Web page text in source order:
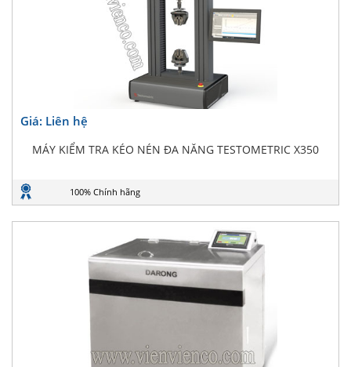
Giá: Liên hệ
MÁY KIỂM TRA KÉO NÉN ĐA NĂNG TESTOMETRIC X350
100% Chính hãng